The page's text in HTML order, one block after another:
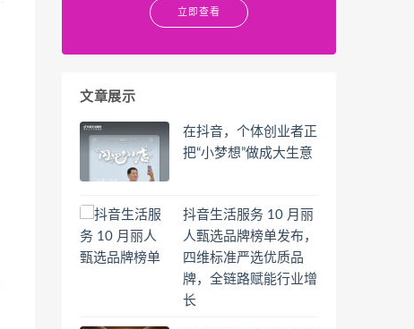
立即查看
文章展示
在抖音，个体创业者正
把“小梦想”做成大生意
抖音生活服务 10 月丽
人甄选品牌榜单发布，
四维标准严选优质品
牌，全链路赋能行业增
长